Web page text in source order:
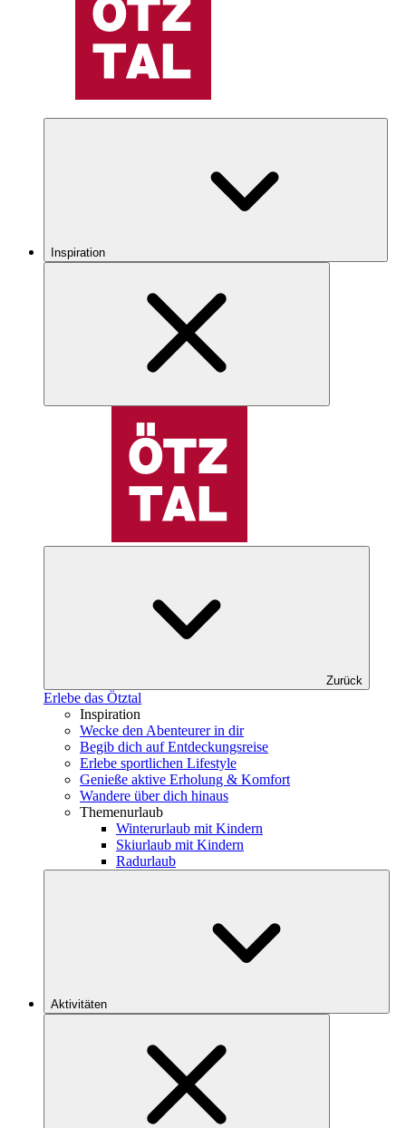
Inspiration
Zurück
Erlebe das Ötztal
Inspiration
Wecke den Abenteurer in dir
Begib dich auf Entdeckungsreise
Erlebe sportlichen Lifestyle
Genieße aktive Erholung & Komfort
Wandere über dich hinaus
Themenurlaub
Winterurlaub mit Kindern
Skiurlaub mit Kindern
Radurlaub
Aktivitäten